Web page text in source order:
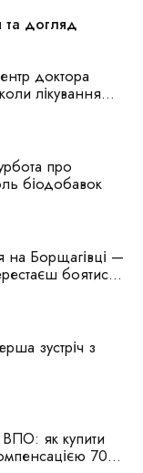
та догляд
доктора
лікування
про
біодобавок
на Борщагівці —
боятися
зустріч з
як купити
70%